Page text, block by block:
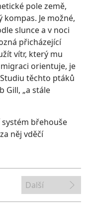
pole země,
Je možné,
slunce a v noci
přicházející
vítr, který mu
orientuje, je
těchto ptáků
Gill, „a stále
systém břehouše
něj vděčí
Další